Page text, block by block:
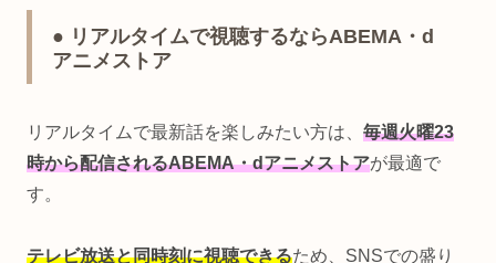
● リアルタイムで視聴するならABEMA・d
アニメストア
リアルタイムで最新話を楽しみたい方は、 毎週火曜23
時から配信されるABEMA・dアニメストアが最適で
す。
テレビ放送と同時刻に視聴できるため、SNSでの盛り